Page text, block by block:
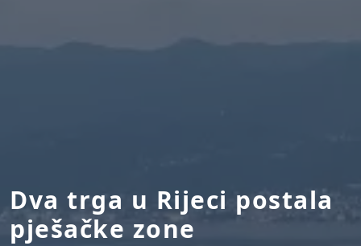
Dva trga u Rijeci postala
pješačke zone